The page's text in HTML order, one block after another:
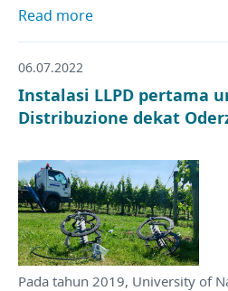
Read more
06.07.2022
Instalasi LLPD pertama
Distribuzione dekat
Pada tahun 2019, University of